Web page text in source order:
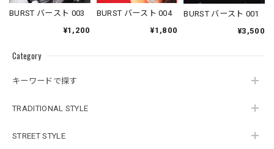
Category
キーワードで探す
TRADITIONAL STYLE
STREET STYLE
BURST バースト 003
¥1,200
BURST バースト 004
¥1,800
BURST バースト 001
¥3,500